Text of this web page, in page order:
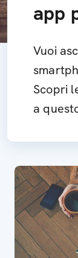
app
Vuoi
Scopri
a